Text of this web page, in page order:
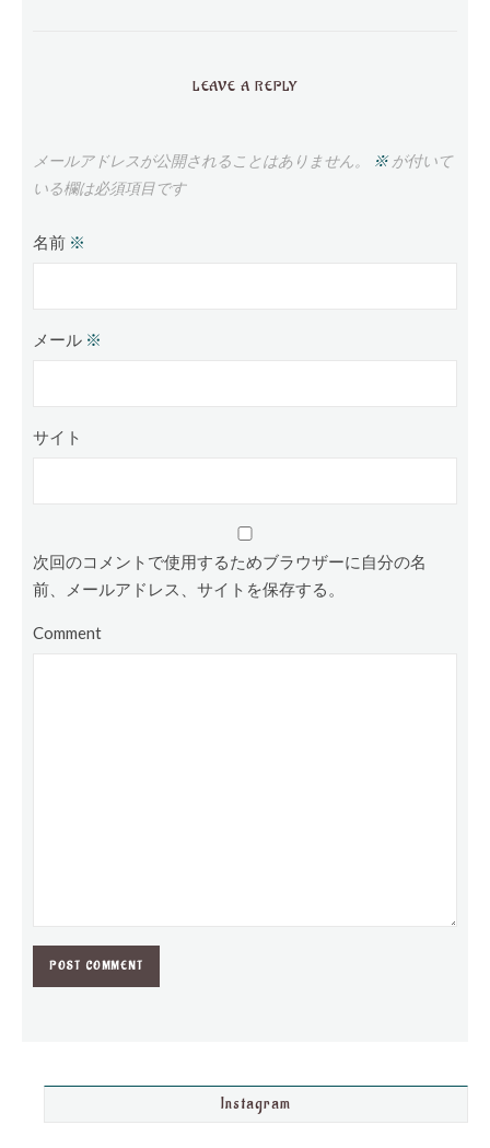
LEAVE A REPLY
メールアドレスが公開されることはありません。 ※が付いて
いる欄は必須項目です
名前 ※
メール ※
サイト
次回のコメントで使用するためブラウザーに自分の名
前、メールアドレス、サイトを保存する。
Comment
Instagram